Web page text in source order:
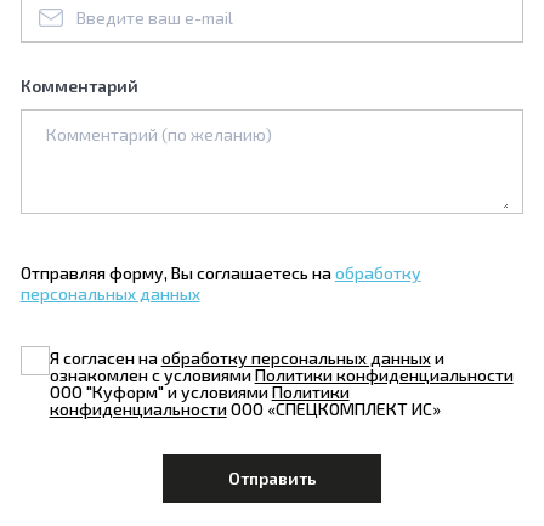
Комментарий
Отправляя форму, Вы соглашаетесь наобработку
персональных данных
Я согласен наобработку персональных данныхи
ознакомлен с условиямиПолитики конфиденциальности
ООО "Куформ" и условиямиПолитики
конфиденциальностиООО «СПЕЦКОМПЛЕКТ ИС»